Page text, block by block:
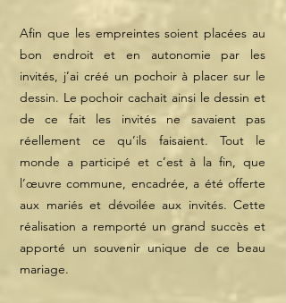
Afin que les empreintes soient placées au
bon endroit et en autonomie par les
invités, j’ai créé un pochoir à placer sur le
dessin. Le pochoir cachait ainsi le dessin et
de ce fait les invités ne savaient pas
réellement ce qu’ils faisaient. Tout le
monde a participé et c’est à la fin, que
l’œuvre commune, encadrée, a été offerte
aux mariés et dévoilée aux invités. Cette
réalisation a remporté un grand succès et
apporté un souvenir unique de ce beau
mariage.